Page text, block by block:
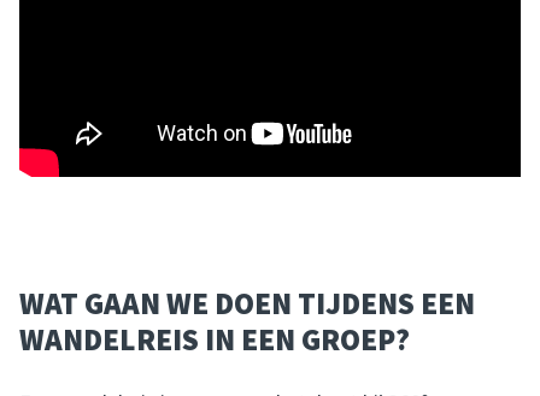
WAT GAAN WE DOEN TIJDENS EEN
WANDELREIS IN EEN GROEP?